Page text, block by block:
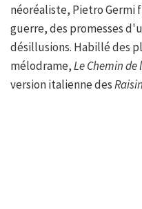
néoréaliste, Pietro
guerre, des promesses
désillusions. Habillé des
mélodrame,Le Chemin de
version italienne des